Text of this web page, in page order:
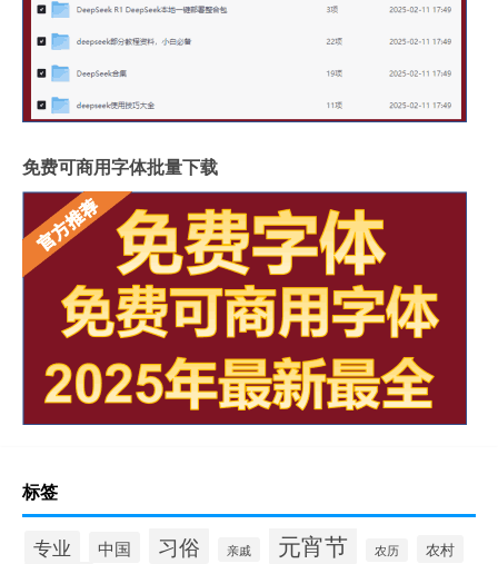
免费可商用字体批量下载
标签
专业 中国 习俗 亲戚 元宵节 农历 农村